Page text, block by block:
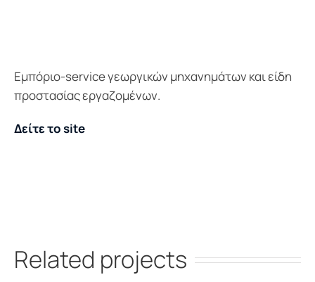
Εμπόριο-service γεωργικών μηχανημάτων και είδη
προστασίας εργαζομένων.
Δείτε το site
Related projects